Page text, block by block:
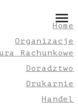
Home
Organizacje
Rachunkowe
Doradztwo
Drukarnie
Handel